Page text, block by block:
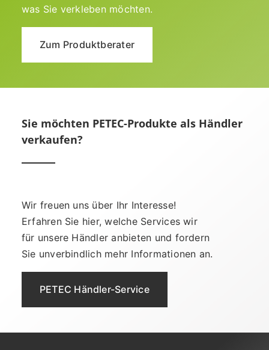
was Sie verkleben möchten.
Zum Produktberater
Sie möchten PETEC-Produkte als Händler
verkaufen?
Wir freuen uns über Ihr Interesse!
Erfahren Sie hier, welche Services wir
für unsere Händler anbieten und fordern
Sie unverbindlich mehr Informationen an.
PETEC Händler-Service